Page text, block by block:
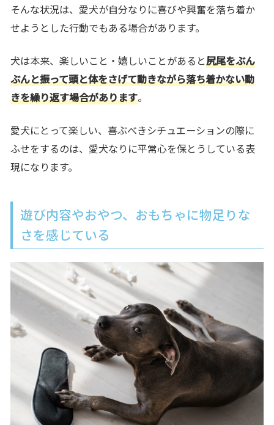
そんな状況は、愛犬が自分なりに喜びや興奮を落ち着か
せようとした行動でもある場合があります。
犬は本来、楽しいこと・嬉しいことがあると尻尾をぶん
ぶんと振って頭と体をさげて動きながら落ち着かない動
きを繰り返す場合があります。
愛犬にとって楽しい、喜ぶべきシチュエーションの際に
ふせをするのは、愛犬なりに平常心を保とうしている表
現になります。
遊び内容やおやつ、おもちゃに物足りな
さを感じている